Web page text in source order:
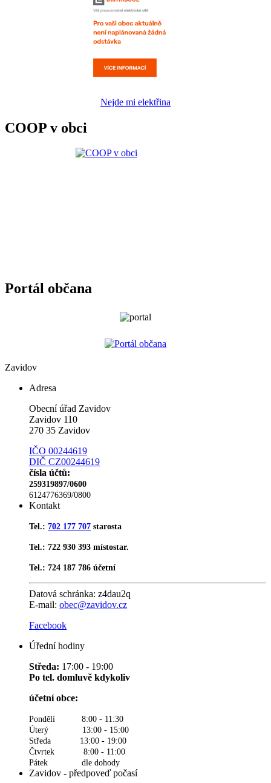
Nejde mi elektřina
COOP v obci
Portál občana
Zavidov
Adresa
Obecní úřad Zavidov
Zavidov 110
270 35 Zavidov
IČO 00244619
DIČ CZ00244619
čísla účtů:
259319897/0600
6124776369/0800
Kontakt
Tel.: 702 177 707 starosta
Tel.: 722 930 393 místostar.
Tel.: 724 187 786 účetní
Datová schránka: z4dau2q
E-mail: obec@zavidov.cz
Facebook
Úřední hodiny
Středa: 17:00 - 19:00
Po tel. domluvě kdykoliv
účetní obce:
Pondělí 8:00 - 11:30
Úterý 13:00 - 15:00
Středa 13:00 - 19:00
Čtvrtek 8:00 - 11:00
Pátek dle dohody
Zavidov - předpoveď počasí